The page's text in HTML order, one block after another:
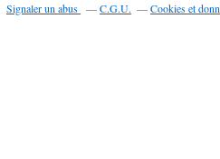
Signaler un abus
C.G.U. Cookies et